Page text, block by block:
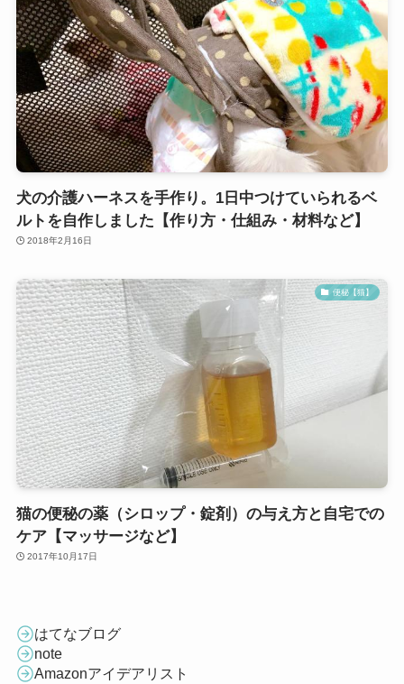
犬の介護ハーネスを手作り。1日中つけていられるベ
ルトを自作しました【作り方・仕組み・材料など】
2018年2月16日
便秘【猫】
猫の便秘の薬（シロップ・錠剤）の与え方と自宅での
ケア【マッサージなど】
2017年10月17日
はてなブログ
note
Amazonアイデアリスト